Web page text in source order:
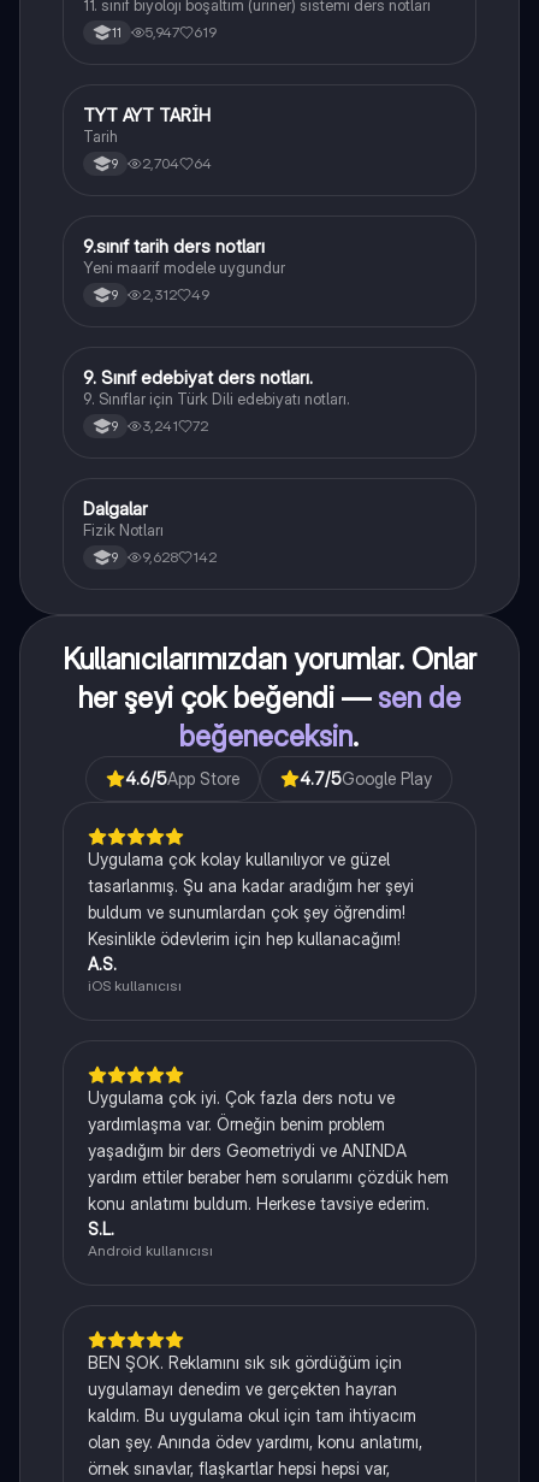
11. sınıf biyoloji boşaltım (üriner) sistemi ders notları
11 5,947 619
Tarih
TYT AYT TARİH
Tarih
9 2,704 64
Tarih
9.sınıf tarih ders notları
Yeni maarif modele uygundur
9 2,312 49
Türk Dili ve Edebiyatı
9. Sınıf edebiyat ders notları.
9. Sınıflar için Türk Dili edebiyatı notları.
9 3,241 72
Fizik
Dalgalar
Fizik Notları
9 9,628 142
Kullanıcılarımızdan yorumlar. Onlar
her şeyi çok beğendi — sen de
beğeneceksin.
4.6/5App Store 4.7/5Google Play
Uygulama çok kolay kullanılıyor ve güzel
tasarlanmış. Şu ana kadar aradığım her şeyi
buldum ve sunumlardan çok şey öğrendim!
Kesinlikle ödevlerim için hep kullanacağım!
A.S.
iOS kullanıcısı
Uygulama çok iyi. Çok fazla ders notu ve
yardımlaşma var. Örneğin benim problem
yaşadığım bir ders Geometriydi ve ANINDA
yardım ettiler beraber hem sorularımı çözdük hem
konu anlatımı buldum. Herkese tavsiye ederim.
S.L.
Android kullanıcısı
BEN ŞOK. Reklamını sık sık gördüğüm için
uygulamayı denedim ve gerçekten hayran
kaldım. Bu uygulama okul için tam ihtiyacım
olan şey. Anında ödev yardımı, konu anlatımı,
örnek sınavlar, flaşkartlar hepsi hepsi var,